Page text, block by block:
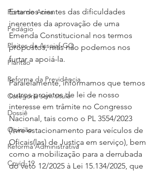
Porte de Arma
Pedágio
Pleitos da Assojaf-GO
Plantão
Reforma da Previdência
Categoria sem título
Dossiê
Opinião
Reforma Administrativa
Covid-19
Estamos cientes das dificuldades
inerentes da aprovação de uma
Emenda Constitucional nos termos
propostos, mas não podemos nos
furtar a apoiá-la.
Paralelamente, informamos que temos
outros projetos de lei de nosso
interesse em trâmite no Congresso
Nacional, tais como o PL 3554/2023
(livre estacionamento para veículos de
Oficais(las) de Justiça em serviço), bem
como a mobilização para a derrubada
do veto 12/2025 à Lei 15.134/2025, que